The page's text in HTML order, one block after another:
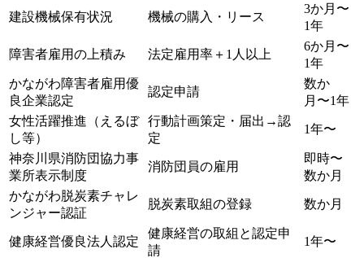
建設機械保有状況 機械の購入・リース
3か月〜
1年
障害者雇用の上積み 法定雇用率＋1人以上
6か月〜
1年
かながわ障害者雇用優
良企業認定
認定申請
数か
月〜1年
女性活躍推進（えるぼ
し等）
行動計画策定・届出→認
定
1年〜
神奈川県消防団協力事
業所表示制度
消防団員の雇用
即時〜
数か月
かながわ脱炭素チャレ
ンジャー認証
脱炭素取組の登録 数か月
健康経営優良法人認定
健康経営の取組と認定申
請
1年〜